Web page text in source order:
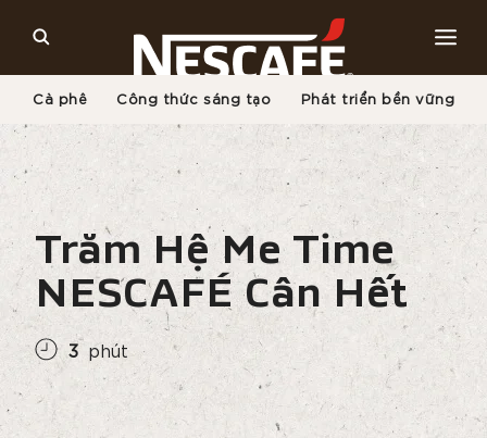
Cà phê Công thức sáng tạo Phát triển bền vững
Trang Chủ
Văn Hóa Cà Phê
Cà Phê Và Phong Cách Sống
Trăm Hệ Me Time NESCAFÉ Cân Hết
Trăm Hệ Me Time
NESCAFÉ Cân Hết
3 phút